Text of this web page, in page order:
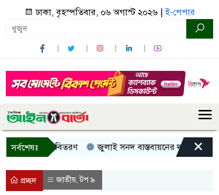
ঢাকা, বৃহস্পতিবার, ০৬ অগাস্ট ২০২৬ |ই-পেপার
সর্বশেষঃ
সহায়তা বিতরণ জুলাই সনদ বাস্তবায়নের দাবিতে×
প্রচ্ছদ জাতীয়,টপ ৯